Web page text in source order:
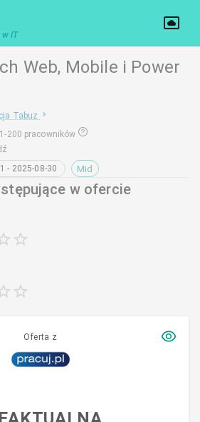
w IT
Web, Mobile i Power
Tabuz
1-200 pracowników
- 2025-08-30
Mid
w ofercie
Oferta z